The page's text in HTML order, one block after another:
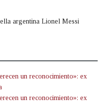
argentina Lionel Messi
un reconocimiento»: ex
un reconocimiento»: ex